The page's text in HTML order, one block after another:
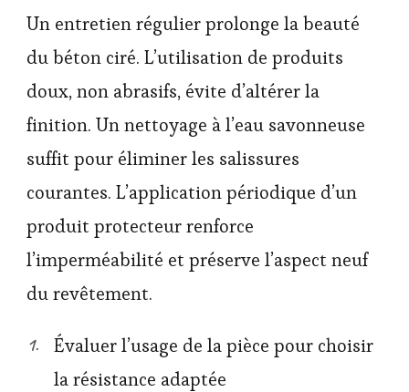
Un entretien régulier prolonge la beauté
du béton ciré. L’utilisation de produits
doux, non abrasifs, évite d’altérer la
finition. Un nettoyage à l’eau savonneuse
suffit pour éliminer les salissures
courantes. L’application périodique d’un
produit protecteur renforce
l’imperméabilité et préserve l’aspect neuf
du revêtement.
Évaluer l’usage de la pièce pour choisir
la résistance adaptée